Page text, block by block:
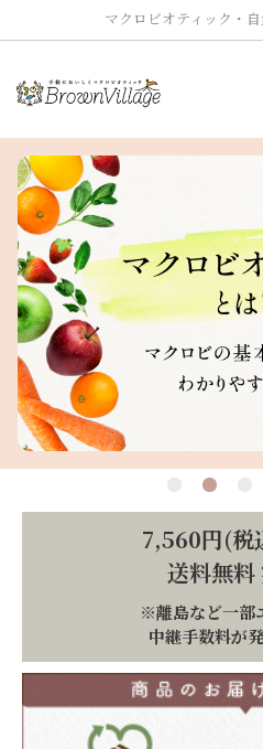
マクロビオティック・
7,560円(税
送料無料
※離島など一部
中継手数料が発